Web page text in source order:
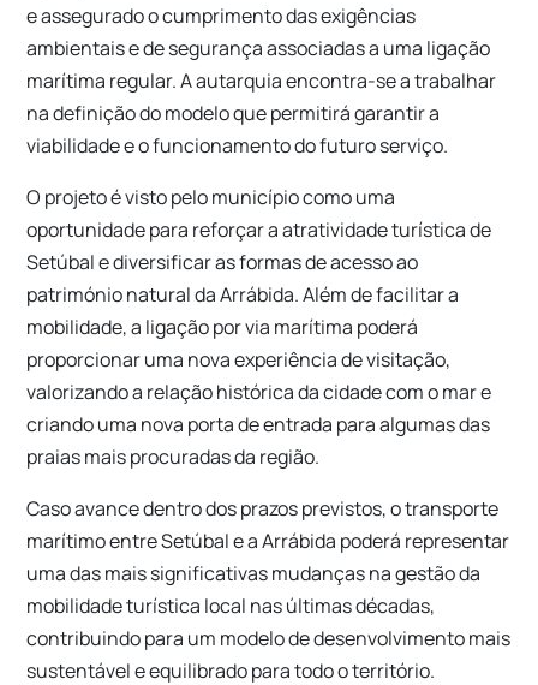
e assegurado o cumprimento das exigências
ambientais e de segurança associadas a uma ligação
marítima regular. A autarquia encontra-se a trabalhar
na definição do modelo que permitirá garantir a
viabilidade e o funcionamento do futuro serviço.
O projeto é visto pelo município como uma
oportunidade para reforçar a atratividade turística de
Setúbal e diversificar as formas de acesso ao
património natural da Arrábida. Além de facilitar a
mobilidade, a ligação por via marítima poderá
proporcionar uma nova experiência de visitação,
valorizando a relação histórica da cidade com o mar e
criando uma nova porta de entrada para algumas das
praias mais procuradas da região.
Caso avance dentro dos prazos previstos, o transporte
marítimo entre Setúbal e a Arrábida poderá representar
uma das mais significativas mudanças na gestão da
mobilidade turística local nas últimas décadas,
contribuindo para um modelo de desenvolvimento mais
sustentável e equilibrado para todo o território.